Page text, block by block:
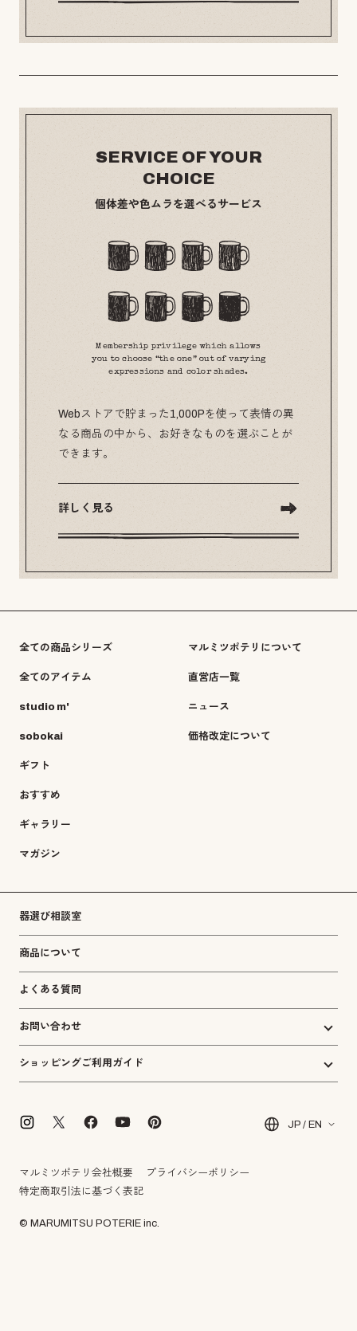
SERVICE OF YOUR
CHOICE
個体差や色ムラを選べるサービス
Membership privilege which allows
you to choose “the one” out of varying
expressions and color shades.
Webストアで貯まった1,000Pを使って表情の異
なる商品の中から、お好きなものを選ぶことが
できます。
詳しく見る
全ての商品シリーズ
全てのアイテム
studio m'
sobokai
ギフト
おすすめ
ギャラリー
マガジン
マルミツポテリについて
直営店一覧
ニュース
価格改定について
器選び相談室
商品について
よくある質問
お問い合わせ
ショッピングご利用ガイド
JP / EN
マルミツポテリ会社概要
プライバシーポリシー
特定商取引法に基づく表記
© MARUMITSU POTERIE inc.